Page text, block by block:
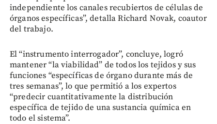
independiente los canales recubiertos de células de
órganos específicas”, detalla Richard Novak, coautor
del trabajo.
El “instrumento interrogador”, concluye, logró
mantener “la viabilidad” de todos los tejidos y sus
funciones “específicas de órgano durante más de
tres semanas”, lo que permitió a los expertos
“predecir cuantitativamente la distribución
específica de tejido de una sustancia química en
todo el sistema”.